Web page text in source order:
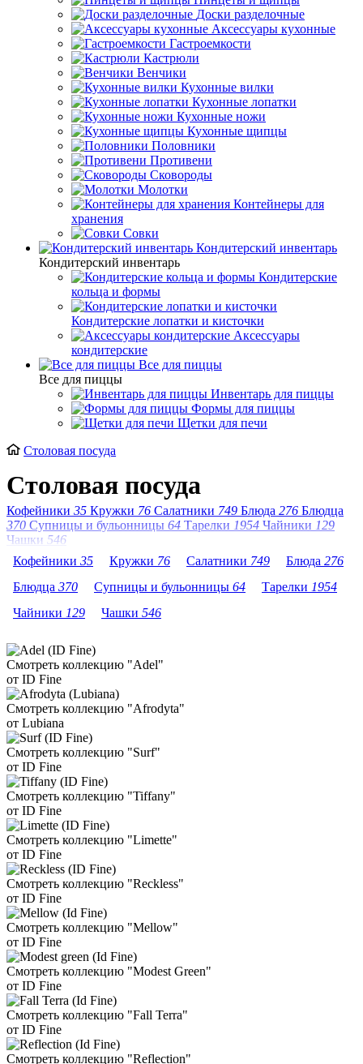
Доски разделочные
Аксессуары кухонные
Гастроемкости
Кастрюли
Венчики
Кухонные вилки
Кухонные лопатки
Кухонные ножи
Кухонные щипцы
Половники
Противени
Сковороды
Молотки
Контейнеры для
хранения
Совки
Кондитерский инвентарь
Кондитерский инвентарь
Кондитерские
кольца и формы
Кондитерские лопатки и кисточки
Аксессуары
кондитерские
Все для пиццы
Все для пиццы
Инвентарь для пиццы
Формы для пиццы
Щетки для печи
Столовая посуда
Столовая посуда
Кофейники 35 Кружки 76 Салатники 749 Блюда 276 Блюдца
370 Супницы и бульонницы 64 Тарелки 1954 Чайники 129
Чашки 546
Кофейники 35 Кружки 76 Салатники 749 Блюда 276
Блюдца 370 Супницы и бульонницы 64 Тарелки 1954
Чайники 129 Чашки 546
Смотреть коллекцию "Adel"
от ID Fine
Смотреть коллекцию "Afrodyta"
от Lubiana
Смотреть коллекцию "Surf"
от ID Fine
Смотреть коллекцию "Tiffany"
от ID Fine
Смотреть коллекцию "Limette"
от ID Fine
Смотреть коллекцию "Reckless"
от ID Fine
Смотреть коллекцию "Mellow"
от ID Fine
Смотреть коллекцию "Modest Green"
от ID Fine
Смотреть коллекцию "Fall Terra"
от ID Fine
Смотреть коллекцию "Reflection"